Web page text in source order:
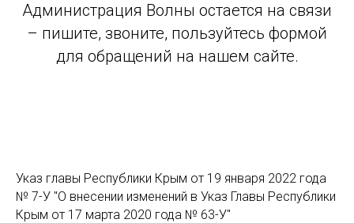
Администрация Волны остается на связи
– пишите, звоните, пользуйтесь формой
для обращений на нашем сайте.
Указ главы Республики Крым от 19 января 2022 года
№ 7-У "О внесении изменений в Указ Главы Республики
Крым от 17 марта 2020 года № 63-У"